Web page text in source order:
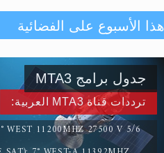
سورة التكوير
الموعود عليه
حقيقة المسيح
هذا الأسبوع على الفضائية
ترددات قناة MTA3 العربية:
WEST 11200MHZ 27500 V 5/6
جدول برامج MTA3